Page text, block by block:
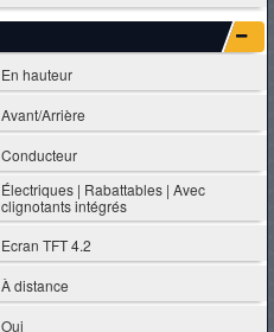
En hauteur
Avant/Arrière
Conducteur
Électriques | Rabattables | Avec
clignotants intégrés
Ecran TFT 4.2
À distance
Oui